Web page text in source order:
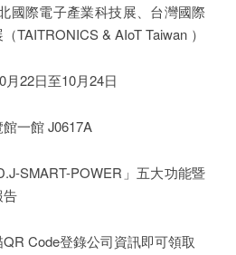
國際電子產業科技展、台灣國際
TAITRONICS & AIoT Taiwan ）
月22日至10月24日
館一館J0617A
SMART-POWER 」五大功能暨
告
QR Code登錄公司資訊即可領取